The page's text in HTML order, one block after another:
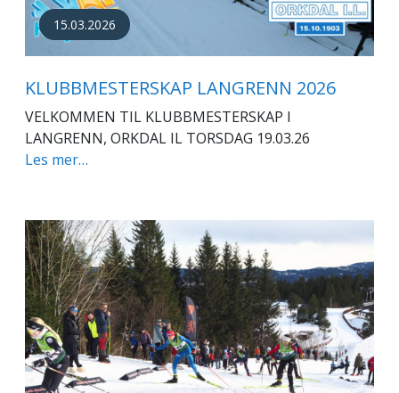
15.03.2026
KLUBBMESTERSKAP LANGRENN 2026
VELKOMMEN TIL KLUBBMESTERSKAP I
LANGRENN, ORKDAL IL TORSDAG 19.03.26
Les mer…